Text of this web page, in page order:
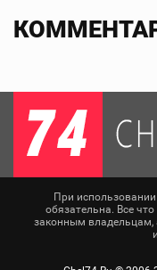
При
обязательна. Все
законным владельцам,